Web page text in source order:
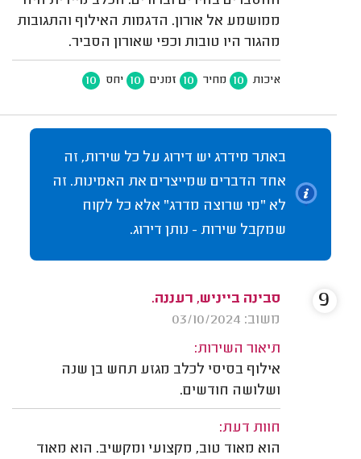
ממושמע אל אורון. הדגמות האילוף והתגובות
מהגור היו טובות וכפי שאורון הסביר.
איכות 10 מחיר 10 זמנים 10 יחס 10
באתר מידרג יש דירוג על כל שירות, זה
אחד הדברים שמייצרים את האמינות. זה
לא "מי שרוצה מדרג" אלא כל לקוח
שמקבל שירות - נותן דירוג.
סבינה בייניש, רעננה.
משוב: 03/10/2024
תיאור השירות:
אילוף בסיסי לכלב מגזע תחש בן שנה
ושלושה חודשים.
חוות דעת:
הוא מאוד טוב, מקצועי ומקשיב. הוא מאוד
9